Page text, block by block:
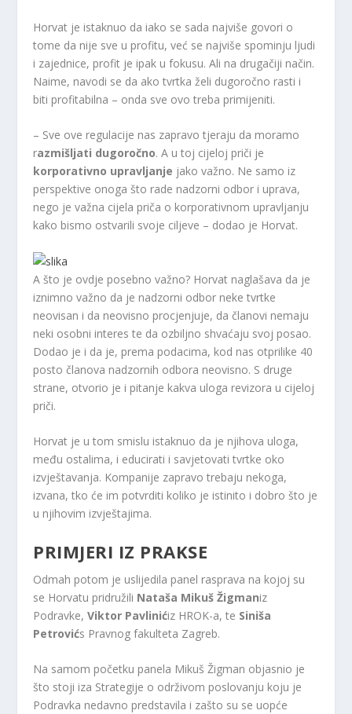
Horvat je istaknuo da iako se sada najviše govori o
tome da nije sve u profitu, već se najviše spominju ljudi
i zajednice, profit je ipak u fokusu. Ali na drugačiji način.
Naime, navodi se da ako tvrtka želi dugoročno rasti i
biti profitabilna – onda sve ovo treba primijeniti.
– Sve ove regulacije nas zapravo tjeraju da moramo
razmišljati dugoročno. A u toj cijeloj priči je
korporativno upravljanje jako važno. Ne samo iz
perspektive onoga što rade nadzorni odbor i uprava,
nego je važna cijela priča o korporativnom upravljanju
kako bismo ostvarili svoje ciljeve – dodao je Horvat.
A što je ovdje posebno važno? Horvat naglašava da je
iznimno važno da je nadzorni odbor neke tvrtke
neovisan i da neovisno procjenjuje, da članovi nemaju
neki osobni interes te da ozbiljno shvaćaju svoj posao.
Dodao je i da je, prema podacima, kod nas otprilike 40
posto članova nadzornih odbora neovisno. S druge
strane, otvorio je i pitanje kakva uloga revizora u cijeloj
priči.
Horvat je u tom smislu istaknuo da je njihova uloga,
među ostalima, i educirati i savjetovati tvrtke oko
izvještavanja. Kompanije zapravo trebaju nekoga,
izvana, tko će im potvrditi koliko je istinito i dobro što je
u njihovim izvještajima.
PRIMJERI IZ PRAKSE
Odmah potom je uslijedila panel rasprava na kojoj su
se Horvatu pridružili Nataša Mikuš Žigmaniz
Podravke,Viktor Pavlinićiz HROK-a, te Siniša
Petrovićs Pravnog fakulteta Zagreb.
Na samom početku panela Mikuš Žigman objasnio je
što stoji iza Strategije o održivom poslovanju koju je
Podravka nedavno predstavila i zašto su se uopće